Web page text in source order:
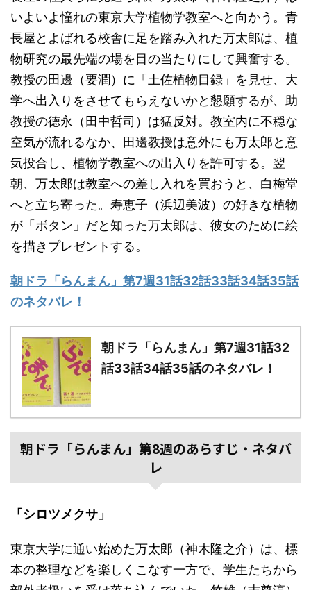
いよいよ憧れの東京大学植物学教室へと向かう。青
長屋とよばれる校舎に足を踏み入れた万太郎は、植
物研究の最先端の場を目の当たりにして興奮する。
教授の田邊（要潤）に「土佐植物目録」を見せ、大
学へ出入りをさせてもらえないかと懇願するが、助
教授の徳永（田中哲司）は猛反対。教室内に不穏な
空気が流れるなか、田邊教授は意外にも万太郎と意
気投合し、植物学教室への出入りを許可する。翌
朝、万太郎は教室への差し入れを買おうと、白梅堂
へと立ち寄った。寿恵子（浜辺美波）の好きな植物
が「ボタン」だと知った万太郎は、彼女のために絵
を描きプレゼントする。
朝ドラ「らんまん」第7週31話32話33話34話35話
のネタバレ！
朝ドラ「らんまん」第7週31話32
話33話34話35話のネタバレ！
朝ドラ「らんまん」第8週のあらすじ・ネタバ
レ
「シロツメクサ」
東京大学に通い始めた万太郎（神木隆之介）は、標
本の整理などを楽しくこなす一方で、学生たちから